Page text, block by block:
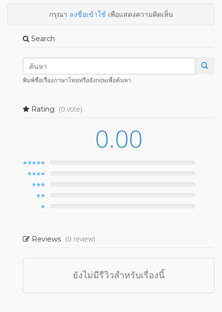
กรุณา ลงชื่อเข้าใช้เพื่อแสดงความคิดเห็น
Search
พิมพ์ชื่อเรื่องภาษาไทยหรืออังกฤษเพื่อค้นหา
Rating (0 vote)
0.00
Reviews (0 review)
ยังไม่มีรีวิวสำหรับเรื่องนี้